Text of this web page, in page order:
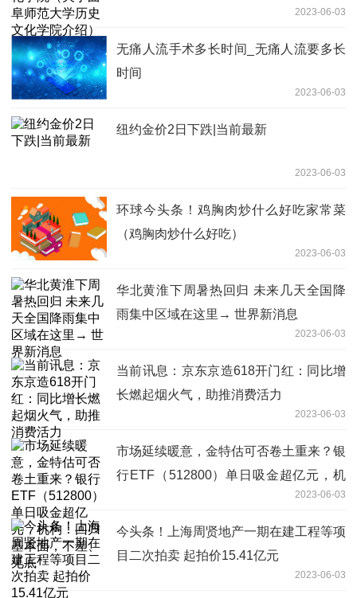
2023-06-03
无痛人流手术多长时间_无痛人流要多长
时间
2023-06-03
纽约金价2日下跌|当前最新
2023-06-03
环球今头条！鸡胸肉炒什么好吃家常菜
（鸡胸肉炒什么好吃）
2023-06-03
华北黄淮下周暑热回归 未来几天全国降
雨集中区域在这里→ 世界新消息
2023-06-03
当前讯息：京东京造618开门红：同比增
长燃起烟火气，助推消费活力
2023-06-03
市场延续暖意，金特估可否卷土重来？银
行ETF（512800）单日吸金超亿元，机
2023-06-03
今头条！上海周贤地产一期在建工程等项
目二次拍卖 起拍价15.41亿元
2023-06-03